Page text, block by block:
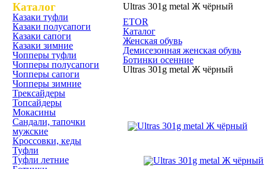
Каталог
Казаки туфли
Казаки полусапоги
Казаки сапоги
Казаки зимние
Чопперы туфли
Чопперы полусапоги
Чопперы сапоги
Чопперы зимние
Трексайдеры
Топсайдеры
Мокасины
Сандали, тапочки
мужские
Кроссовки, кеды
Туфли
Туфли летние
Ultras 301g metal Ж чёрный
ETOR
Каталог
Женская обувь
Демисезонная женская обувь
Ботинки осенние
Ultras 301g metal Ж чёрный